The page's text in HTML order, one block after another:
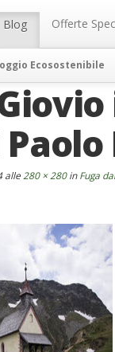
Blog Offerte
Ecosostenibile
alle 280 × 280inFuga